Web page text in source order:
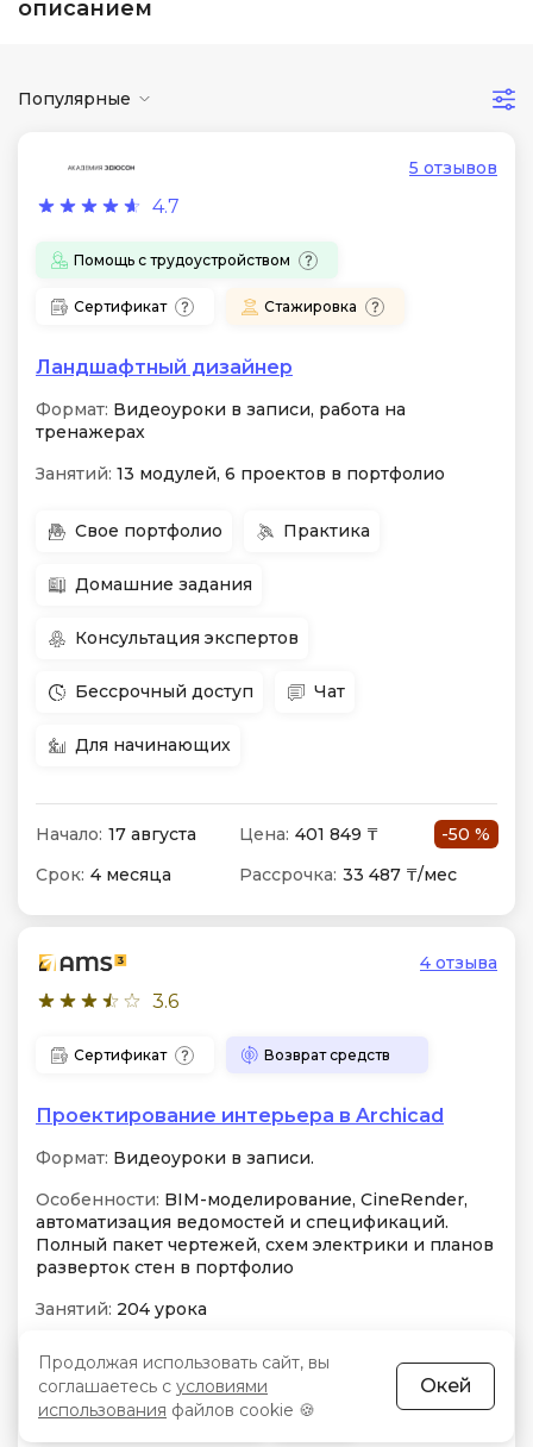
описанием
Популярные
4.7
5 отзывов
Помощь с трудоустройством
Сертификат Стажировка
Ландшафтный дизайнер
Формат: Видеоуроки в записи, работа на
тренажерах
Занятий: 13 модулей, 6 проектов в портфолио
Свое портфолио Практика
Домашние задания
Консультация экспертов
Бессрочный доступ Чат
Для начинающих
Начало: 17 августа Цена: 401 849 ₸
-50 %
Срок: 4 месяца Рассрочка: 33 487 ₸/мес
3.6
4 отзыва
Сертификат Возврат средств
Проектирование интерьера в Archicad
Формат: Видеоуроки в записи.
Особенности: BIM-моделирование, CineRender,
автоматизация ведомостей и спецификаций.
Полный пакет чертежей, схем электрики и планов
разверток стен в портфолио
Занятий: 204 урока
Практика Консультация экспертов
Бессрочный доступ
Продолжая использовать сайт, вы
соглашаетесь с условиями
использования файлов cookie 🍪
Окей